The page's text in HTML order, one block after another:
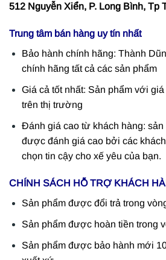
512 Nguyễn Xiển, P. Long Bình, Tp
Trung tâm bán hàng uy tín nhất
Bảo hành chính hãng: Thành
chính hãng tất cả các sản phẩm
Giá cả tốt nhất: Sản phẩm với
trên thị trường
Đánh giá cao từ khách hàng:
được đánh giá cao bởi các
chọn tin cậy cho xế yêu của bạn.
CHÍNH SÁCH HỖ TRỢ KHÁCH
Sản phẩm được đổi trả trong
Sản phẩm được hoàn tiền trong
Sản phẩm được bảo hành mới